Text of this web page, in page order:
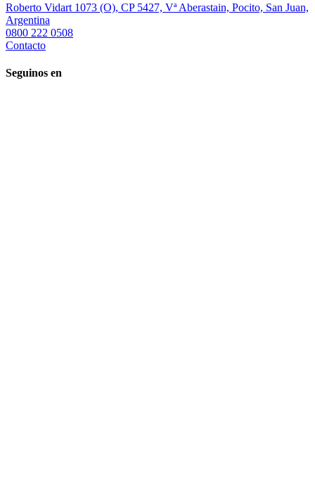
Roberto Vidart 1073 (O), CP 5427, Vª Aberastain, Pocito, San Juan,
Argentina
0800 222 0508
Contacto
Seguinos en